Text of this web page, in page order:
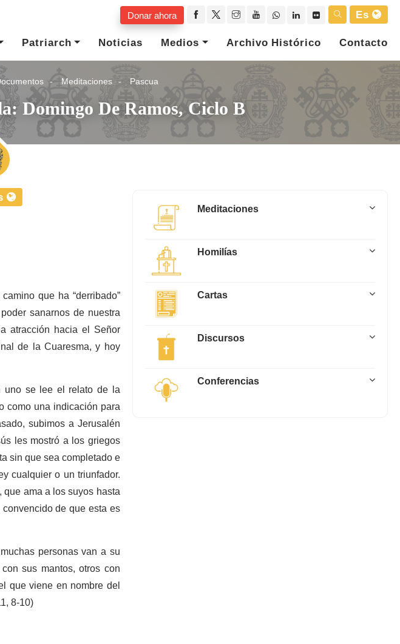
Donar ahora
Es
Patriarch Noticias Medios Archivo Histórico Contacto
Meditaciones Pascua
Domingo De Ramos, Ciclo B
que ha “derribado”
sanarnos de nuestra
atracción hacia el Señor
de la Cuaresma, y hoy
uno se lee el relato de la
como una indicación para
subimos a Jerusalén
les mostró a los griegos
sin que sea completado e
cualquier o un triunfador.
ama a los suyos hasta
de que esta es
personas van a su
sus mantos, otros con
que viene en nombre del
8-10)
Meditaciones
Homilías
Cartas
Discursos
Conferencias